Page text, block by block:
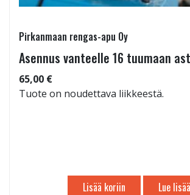
Pirkanmaan rengas-apu Oy
Asennus vanteelle 16 tuumaan
65,00 €
Tuote on noudettava liikkeestä.
Lisää koriin Lue lisää